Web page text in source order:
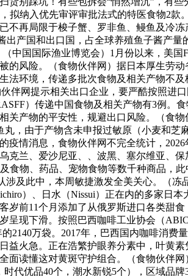
拟纳入优先审评审批法式的特医食物2
不再局限于梭子蟹、罗非鱼、鳗鱼及冷
产国和出口国，占全球养殖鱼子酱产
中国国际渔业博览会）1月份以来，美
的风险。（食物伙伴网）据日本厚生劳
环境，传递多批次食物及相关产物不
伴网提示相关出口企业，要严酷按照
）传递中国食物及相关产物有3例
关产物的平安性，规避出口风险。（食
丸，由于产物含未申报过敏原（小麦和
情消息，食物伙伴网不完全统计，
克兰、爱沙尼亚、、波黑、塞尔维亚、
食物、药品、宠物食物等数千种商品，
涉及此中，本周敏捷激发全美关心。（
）、日水（Nissui）正在内的多家日
前11个月添加了从俄罗斯进口各类甜
现下滑。按照巴西咖啡工业协会（
2140万袋。2017年，巴西国内咖啡消
益火急。正在浩繁护眼养分素中，叶
面读懂这对黄斑守护组合。（食物伙伴
代优品40个，潮水新锐5个），区域品